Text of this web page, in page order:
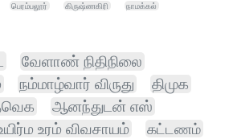
பெரம்பலூர் கிருஷ்ணகிரி நாமக்கல்
வேளாண் நிதிநிலை
நம்மாழ்வார் விருது
திமுக
ஆனந்துடன் எஸ்
உரம் விவசாயம்
கட்டணம்